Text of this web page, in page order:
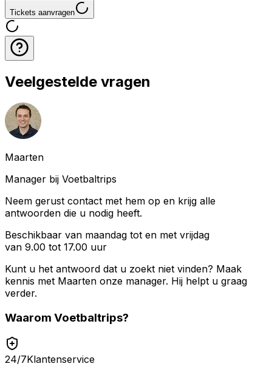
Tickets aanvragen
Veelgestelde vragen
Maarten
Manager bij Voetbaltrips
Neem gerust contact met hem op en krijg alle
antwoorden die u nodig heeft.
Beschikbaar van maandag tot en met vrijdag
van 9.00 tot 17.00 uur
Kunt u het antwoord dat u zoekt niet vinden? Maak
kennis met Maarten onze manager. Hij helpt u graag
verder.
Waarom Voetbaltrips?
24/7Klantenservice